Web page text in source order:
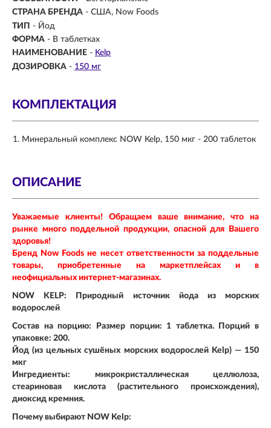
СТРАНА БРЕНДА - США, Now Foods
ТИП - Йод
ФОРМА - В таблетках
НАИМЕНОВАНИЕ - Kelp
ДОЗИРОВКА - 150 мг
КОМПЛЕКТАЦИЯ
Минеральный комплекс NOW Kelp, 150 мкг - 200 таблеток
ОПИСАНИЕ
Уважаемые клиенты! Обращаем ваше внимание, что на
рынке много поддельной продукции, опасной для Вашего
здоровья!
Бренд Now Foods не несет ответственности за поддельные
товары, приобретенные на маркетплейсах и в
неофициальных интернет-магазинах.
NOW KELP: Природный источник йода из морских
водорослей
Состав на порцию:
Размер порции: 1 таблетка. Порций в
упаковке: 200.
Йод (из цельных сушёных морских водорослей Kelp) — 150
мкг
Ингредиенты: микрокристаллическая целлюлоза,
стеариновая кислота (растительного происхождения),
диоксид кремния.
Почему выбирают NOW Kelp: